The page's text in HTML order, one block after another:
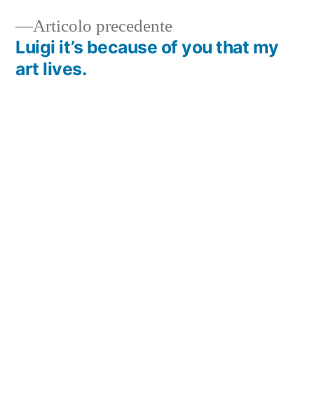
Articolo precedente
Luigi it’s because of you that my
art lives.